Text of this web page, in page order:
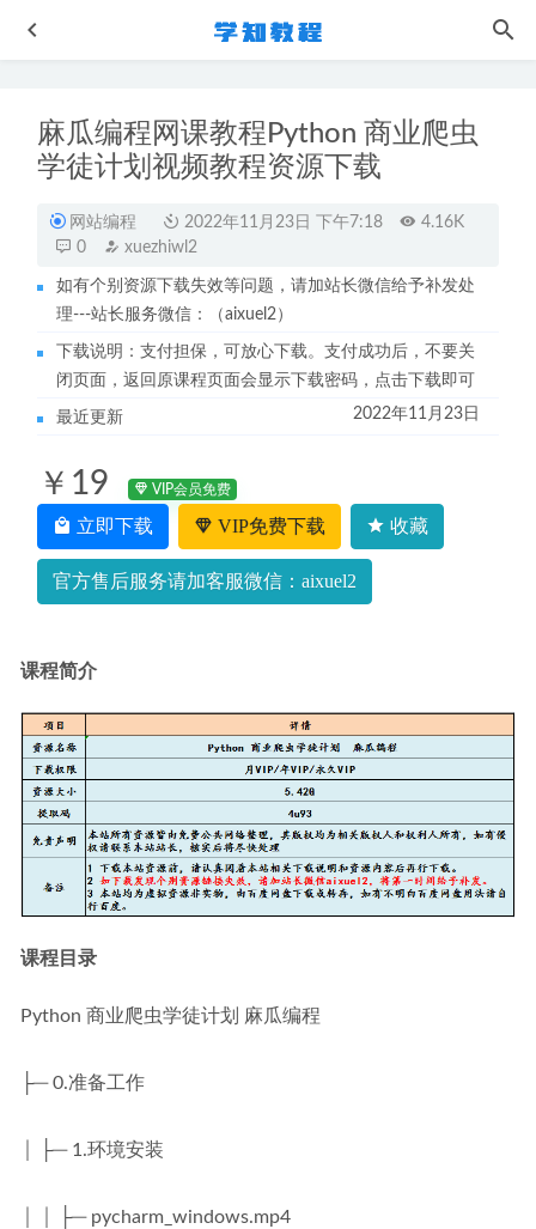
麻瓜编程网课教程Python 商业爬虫
学徒计划视频教程资源下载
网站编程 2022年11月23日 下午7:18
4.16K
0
xuezhiwl2
如有个别资源下载失效等问题，请加站长微信给予补发处
理---站长服务微信：（aixuel2）
下载说明：支付担保，可放心下载。支付成功后，不要关
闭页面，返回原课程页面会显示下载密码，点击下载即可
最近更新 2022年11月23日
￥19 VIP会员免费
立即下载 VIP免费下载 收藏
官方售后服务请加客服微信：aixuel2
课程简介
课程目录
Python 商业爬虫学徒计划 麻瓜编程
├─ 0.准备工作
│ ├─ 1.环境安装
│ │ ├─ pycharm_windows.mp4
新东方2022法硕视频教程+讲义 2022-11-28
个人所得税改革新政解析与应用实务课程
学而思赵紫涵小学英语教程50讲 乐学英语小升初总复习
2022-10-13
徐晓菁2024高三政治一二三轮复习全年班网课教程
2024-09-
大学数学网课教程2022考研数学教学周洋鑫一笑而过视频教
程+讲义 2022-10-28